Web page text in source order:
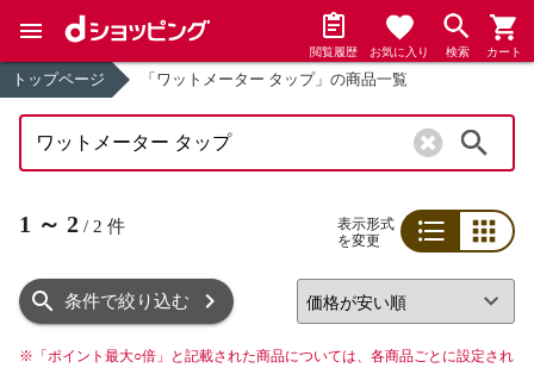
閲覧履歴 お気に入り 検索 カート
トップページ 「ワットメーター タップ」の商品一覧
1 ～ 2 / 2 件
表示形式
を変更
条件で絞り込む
※ 「ポイント最大○倍」と記載された商品については、各商品ごとに設定され